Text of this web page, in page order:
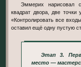
Эммерих нарисовал схему в правом верхнем углу страницы:
квадрат двора, две
«Контролировать все
оставил ещё одну пустую
Этап 3. Первичный допрос (после захвата,
место —